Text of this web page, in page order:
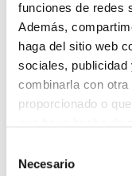
funciones de redes
Además,
haga del sitio web
sociales, publicidad
combinarla con
proporcionado o
Necesario
DESTACADAS
SANIDAD
LABOR DE LOS
06/08/2026
LA ALIANZA
AL PACTO DE
31/07/2026